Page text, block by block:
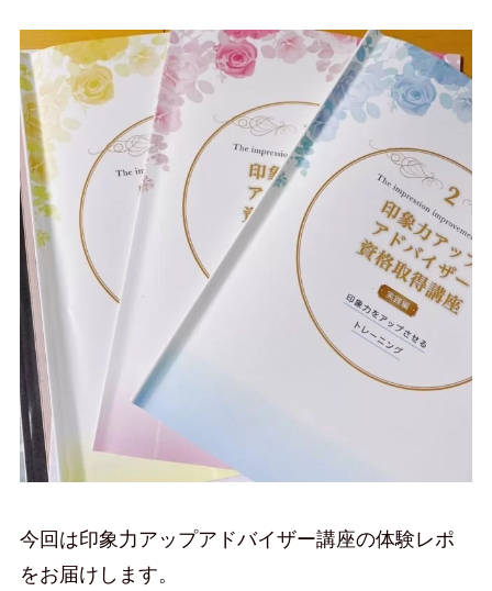
今回は印象力アップアドバイザー講座の体験レポ
をお届けします。